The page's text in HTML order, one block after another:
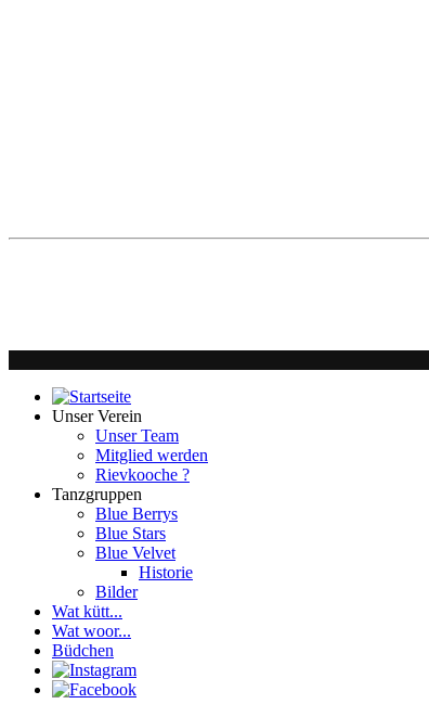
Unser Verein
Unser Team
Mitglied werden
Rievkooche ?
Tanzgruppen
Blue Berrys
Blue Stars
Blue Velvet
Historie
Bilder
Wat kütt...
Wat woor...
Büdchen